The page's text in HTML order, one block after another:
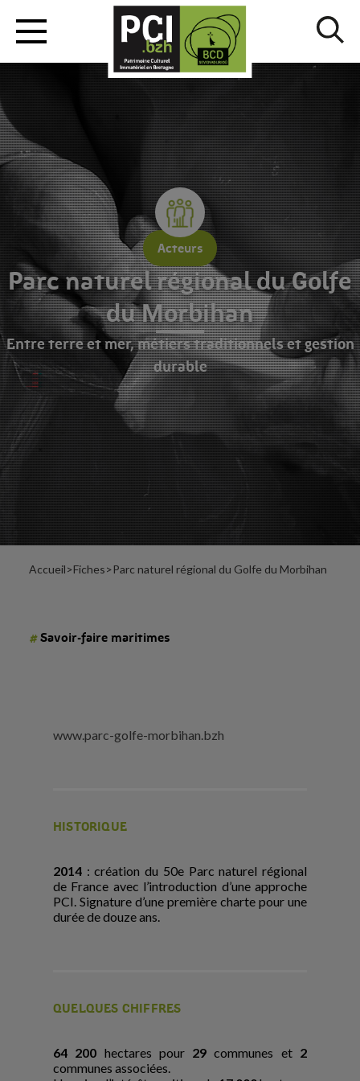
Acteurs
Parc naturel régional du Golfe
du Morbihan
Entre terre et mer, métiers traditionnels et gestion
durable
Accueil>Fiches>Parc naturel régional du Golfe du Morbihan
#Savoir-faire maritimes
www.parc-golfe-morbihan.bzh
HISTORIQUE
2014 : création du 50e Parc naturel régional
de France avec l’introduction d’une approche
PCI. Signature d’une première charte pour une
durée de douze ans.
QUELQUES CHIFFRES
64 200 hectares pour 29communes et 2
communes associées.